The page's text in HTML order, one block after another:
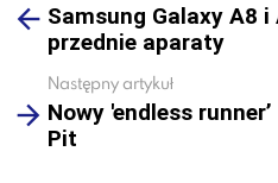
moreSamsung Galaxy A8
przednie aparaty
Następny artykuł
Nowy 'endless
Pit